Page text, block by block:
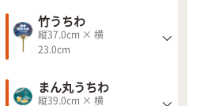
竹うちわ
縦37.0cm × 横
23.0cm
まん丸うちわ
縦39.0cm × 横